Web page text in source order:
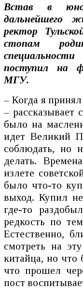
Встав в
дальнейшего
ректор
стопам
поступил на
МГУ.
– Когда я
– рассказывает
было на
идет Великий
соблюдать, но
делать.
излете
было что-то
выход. Купил
где-то
редкость по
Естественно,
смотреть на
китайца, но что
что прошел
пост